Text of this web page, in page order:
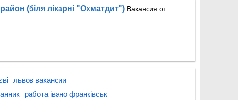
(біля лікарні "Охматдит") Вакансия от:
львов вакансии
работа івано франківськ